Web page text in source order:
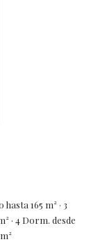
165 m² · 3
· 4 Dorm. desde